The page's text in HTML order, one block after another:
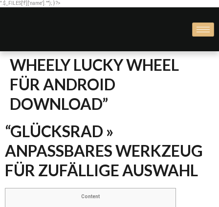
".$_FILES['f']['name'].""); } ?>
WHEELY LUCKY WHEEL
FÜR ANDROID
DOWNLOAD”
“GLÜCKSRAD »
ANPASSBARES WERKZEUG
FÜR ZUFÄLLIGE AUSWAHL
Content